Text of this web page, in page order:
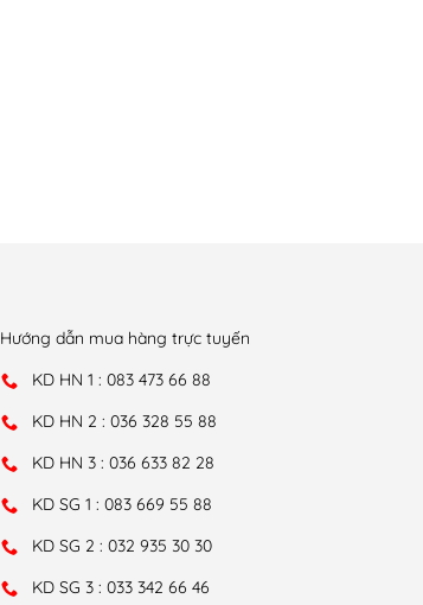
Hướng dẫn mua hàng trực tuyến
KD HN 1 : 083 473 66 88
KD HN 2 : 036 328 55 88
KD HN 3 : 036 633 82 28
KD SG 1 : 083 669 55 88
KD SG 2 : 032 935 30 30
KD SG 3 : 033 342 66 46